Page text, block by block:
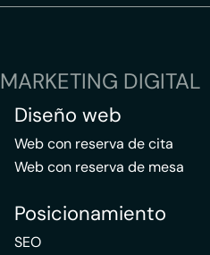
MARKETING DIGITAL
Diseño web
Web con reserva de cita
Web con reserva de mesa
Posicionamiento
SEO